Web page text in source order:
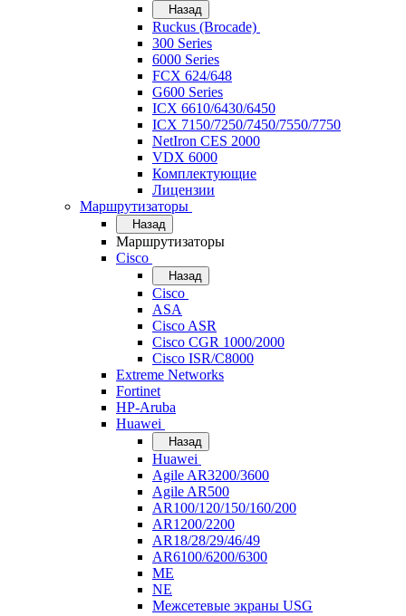
Назад
Ruckus (Brocade)
300 Series
6000 Series
FCX 624/648
G600 Series
ICX 6610/6430/6450
ICX 7150/7250/7450/7550/7750
NetIron CES 2000
VDX 6000
Комплектующие
Лицензии
Маршрутизаторы
Назад
Маршрутизаторы
Cisco
Назад
Cisco
ASA
Cisco ASR
Cisco CGR 1000/2000
Cisco ISR/С8000
Extreme Networks
Fortinet
HP-Aruba
Huawei
Назад
Huawei
Agile AR3200/3600
Agile AR500
AR100/120/150/160/200
AR1200/2200
AR18/28/29/46/49
AR6100/6200/6300
ME
NE
Межсетевые экраны USG